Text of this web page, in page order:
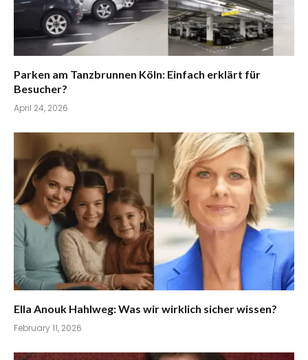
Parken am Tanzbrunnen Köln: Einfach erklärt für
Besucher?
April 24, 2026
Ella Anouk Hahlweg: Was wir wirklich sicher wissen?
February 11, 2026